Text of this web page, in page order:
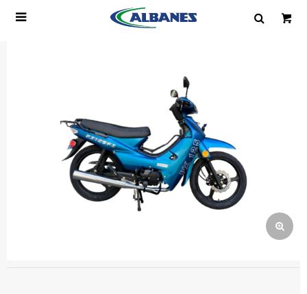

Correo electrónico